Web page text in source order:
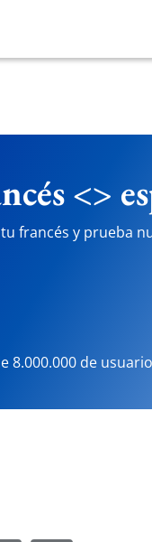
<>
francés y prueba
8.000.000 de